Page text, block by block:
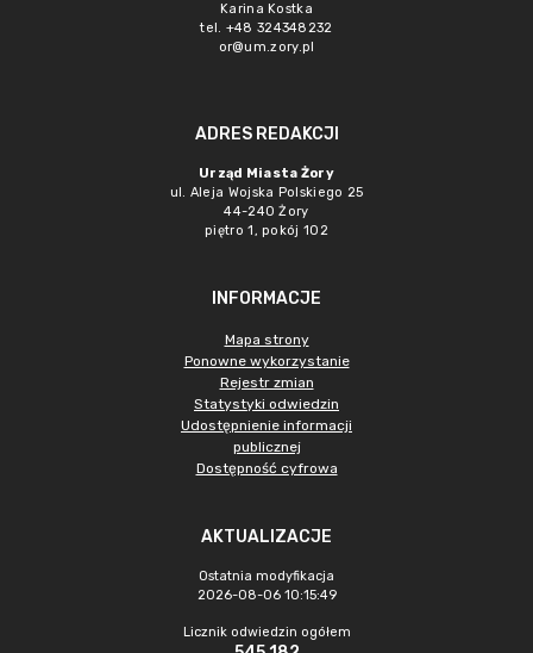
Karina Kostka
tel. +48 324348232
or@um.zory.pl
ADRES REDAKCJI
Urząd Miasta Żory
ul. Aleja Wojska Polskiego 25
44-240 Żory
piętro 1, pokój 102
INFORMACJE
Mapa strony
Ponowne wykorzystanie
Rejestr zmian
Statystyki odwiedzin
Udostępnienie informacji
publicznej
Dostępność cyfrowa
AKTUALIZACJE
Ostatnia modyfikacja
2026-08-06 10:15:49
Licznik odwiedzin ogółem